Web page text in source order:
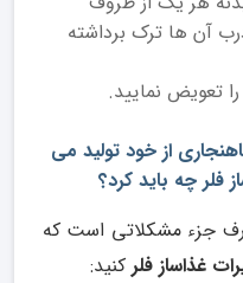
آن ‌‌‌‌‌‌‌‌ها ترک برداشته
تعویض نمایید.
از خود تولید می
فلر چه باید کرد؟
جزء مشکلاتی است که
غذاساز فلر کنید: